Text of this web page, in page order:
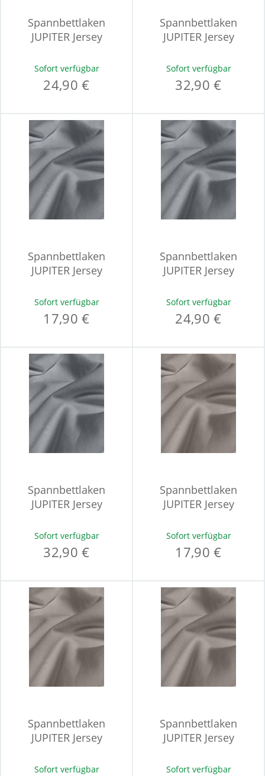
Spannbettlaken
JUPITER Jersey
Sofort verfügbar
24,90 €
Spannbettlaken
JUPITER Jersey
Sofort verfügbar
32,90 €
Spannbettlaken
JUPITER Jersey
Sofort verfügbar
17,90 €
Spannbettlaken
JUPITER Jersey
Sofort verfügbar
24,90 €
Spannbettlaken
JUPITER Jersey
Sofort verfügbar
32,90 €
Spannbettlaken
JUPITER Jersey
Sofort verfügbar
17,90 €
Spannbettlaken
JUPITER Jersey
Sofort verfügbar
Spannbettlaken
JUPITER Jersey
Sofort verfügbar